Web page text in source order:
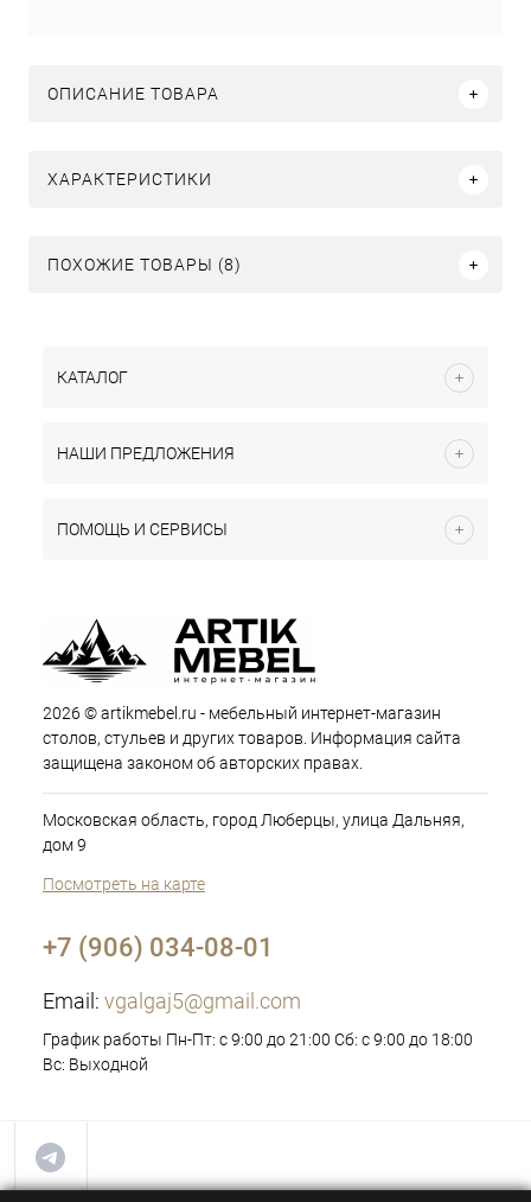
ОПИСАНИЕ ТОВАРА
ХАРАКТЕРИСТИКИ
ПОХОЖИЕ ТОВАРЫ (8)
КАТАЛОГ
НАШИ ПРЕДЛОЖЕНИЯ
ПОМОЩЬ И СЕРВИСЫ
2026 © artikmebel.ru - мебельный интернет-магазин
столов, стульев и других товаров. Информация сайта
защищена законом об авторских правах.
Московская область, город Люберцы, улица Дальняя,
дом 9
Посмотреть на карте
+7 (906) 034-08-01
Email: vgalgaj5@gmail.com
График работы Пн-Пт: с 9:00 до 21:00 Сб: с 9:00 до 18:00
Вс: Выходной